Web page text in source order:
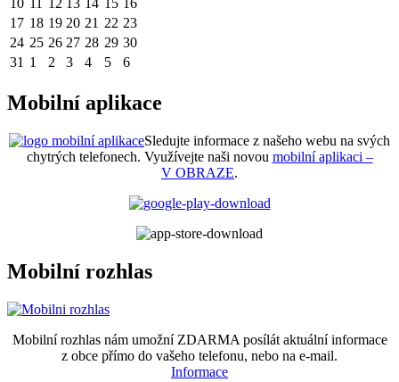
10 11 12 13 14 15 16
17 18 19 20 21 22 23
24 25 26 27 28 29 30
31 1 2 3 4 5 6
Mobilní aplikace
Sledujte informace z našeho webu na svých
chytrých telefonech. Využívejte naši novou mobilní aplikaci –
V OBRAZE.
Mobilní rozhlas
Mobilní rozhlas nám umožní ZDARMA posílát aktuální informace
z obce přímo do vašeho telefonu, nebo na e-mail.
Informace